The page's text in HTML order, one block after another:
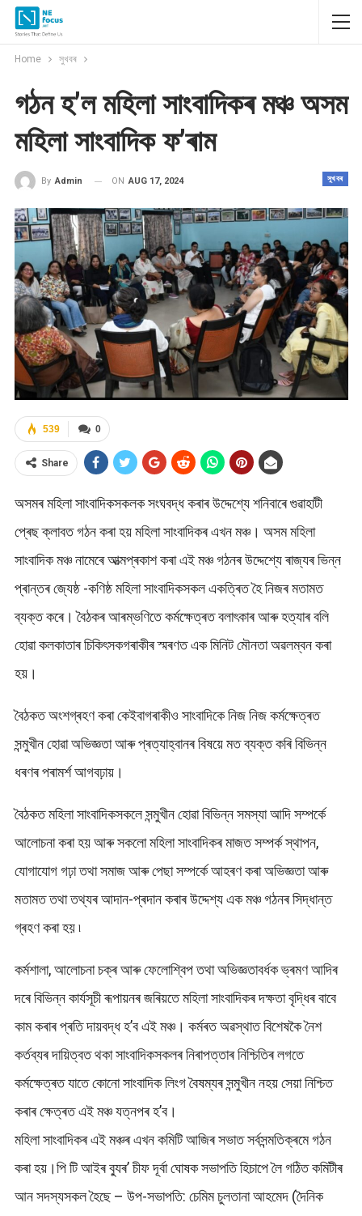
Home সুখবৰ
গঠন হ’ল মহিলা সাংবাদিকৰ মঞ্চ অসম
মহিলা সাংবাদিক ফ’ৰাম
সুখবৰ
By Admin ON AUG 17, 2024
0
539
Share
অসমৰ মহিলা সাংবাদিকসকলক সংঘবদ্ধ কৰাৰ উদ্দেশ্যে শনিবাৰে গুৱাহাটী
প্ৰেছ ক্লাবত গঠন কৰা হয় মহিলা সাংবাদিকৰ এখন মঞ্চ। অসম মহিলা
সাংবাদিক মঞ্চ নামেৰে আত্মপ্ৰকাশ কৰা এই মঞ্চ গঠনৰ উদ্দেশ্যে ৰাজ্যৰ ভিন্ন
প্ৰান্তৰ জ্যেষ্ঠ -কণিষ্ঠ মহিলা সাংবাদিকসকল একত্ৰিত হৈ নিজৰ মতামত
ব্যক্ত কৰে। বৈঠকৰ আৰম্ভণিতে কৰ্মক্ষেত্ৰত বলাৎকাৰ আৰু হত্যাৰ বলি
হোৱা কলকাতাৰ চিকিৎসকগৰাকীৰ স্মৰণত এক মিনিট মৌনতা অৱলম্বন কৰা
হয়।
বৈঠকত অংশগ্ৰহণ কৰা কেইবাগৰাকীও সাংবাদিকে নিজ নিজ কৰ্মক্ষেত্ৰত
সন্মুখীন হোৱা অভিজ্ঞতা আৰু প্ৰত্যাহ্বানৰ বিষয়ে মত ব্যক্ত কৰি বিভিন্ন
ধৰণৰ পৰামৰ্শ আগবঢ়ায়।
বৈঠকত মহিলা সাংবাদিকসকলে সন্মুখীন হোৱা বিভিন্ন সমস্যা আদি সম্পৰ্কে
আলোচনা কৰা হয় আৰু সকলো মহিলা সাংবাদিকৰ মাজত সম্পৰ্ক স্থাপন,
যোগাযোগ গঢ়া তথা সমাজ আৰু পেছা সম্পৰ্কে আহৰণ কৰা অভিজ্ঞতা আৰু
মতামত তথা তথ্যৰ আদান-প্ৰদান কৰাৰ উদ্দেশ্য এক মঞ্চ গঠনৰ সিদ্ধান্ত
গ্ৰহণ কৰা হয় ৷
কৰ্মশালা, আলোচনা চক্ৰ আৰু ফেলোশ্বিপ তথা অভিজ্ঞতাবৰ্ধক ভ্ৰমণ আদিৰ
দৰে বিভিন্ন কাৰ্যসূচী ৰূপায়নৰ জৰিয়তে মহিলা সাংবাদিকৰ দক্ষতা বৃদ্ধিৰ বাবে
কাম কৰাৰ প্ৰতি দায়বদ্ধ হ’ব এই মঞ্চ। কৰ্মৰত অৱস্থাত বিশেষকৈ নৈশ
কৰ্তব্যৰ দায়িত্বত থকা সাংবাদিকসকলৰ নিৰাপত্তাৰ নিশ্চিতিৰ লগতে
কৰ্মক্ষেত্ৰত যাতে কোনো সাংবাদিক লিংগ বৈষম্যৰ সন্মুখীন নহয় সেয়া নিশ্চিত
কৰাৰ ক্ষেত্ৰত এই মঞ্চ যত্নপৰ হ’ব।
মহিলা সাংবাদিকৰ এই মঞ্চৰ এখন কমিটি আজিৰ সভাত সৰ্বসন্মতিক্ৰমে গঠন
কৰা হয়।পি টি আইৰ ব্যুৰ’ চীফ দূৰ্বা ঘোষক সভাপতি হিচাপে লৈ গঠিত কমিটীৰ
আন সদস্যসকল হৈছে – উপ-সভাপতি: চেমিম চুলতানা আহমেদ (দৈনিক